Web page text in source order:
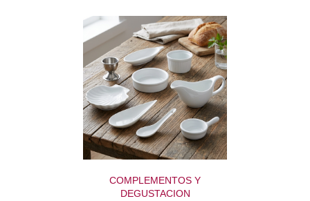
COMPLEMENTOS Y
DEGUSTACION